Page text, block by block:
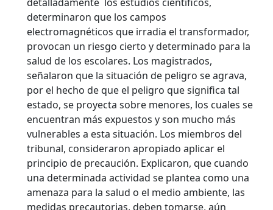
determinaron que los campos
electromagnéticos que irradia el transformador,
provocan un riesgo cierto y determinado para la
salud de los escolares. Los magistrados,
señalaron que la situación de peligro se agrava,
por el hecho de que el peligro que significa tal
estado, se proyecta sobre menores, los cuales se
encuentran más expuestos y son mucho más
vulnerables a esta situación. Los miembros del
tribunal, consideraron apropiado aplicar el
principio de precaución. Explicaron, que cuando
una determinada actividad se plantea como una
amenaza para la salud o el medio ambiente, las
medidas precautorias, deben tomarse, aún